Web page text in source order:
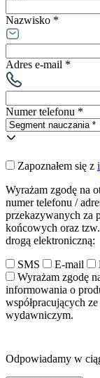
Nazwisko *
Adres e-mail *
Numer telefonu *
Zapoznałem się z
Wyrażam zgodę na
numer telefonu /
przekazywanych za
końcowych oraz
drogą elektroniczną:
SMS
E-mail
Wyrażam zgodę
informowania o
współpracujących
wydawniczym.
Odpowiadamy w